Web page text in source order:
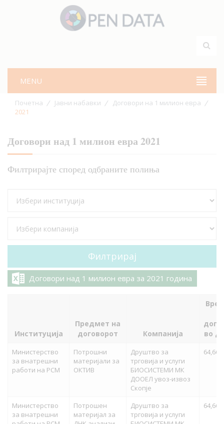
MENU
Почетна Јавни набавки
Договори на 1 милион евра
2021
Договори над 1 милион евра 2021
Филтрирајте според одбраните полиња
Договори над 1 милион евра за 2021 година
Институција
Предмет на
договорот
Компанија
во
Министерство
за внатрешни
работи на РСМ
Потрошни
материјали за
ОКТИВ
Друштво за
трговија и услуги
БИОСИСТЕМИ МК
ДООЕЛ увоз-извоз
Скопје
Министерство
за внатрешни
Потрошен
материјал за
Друштво за
трговија и услуги